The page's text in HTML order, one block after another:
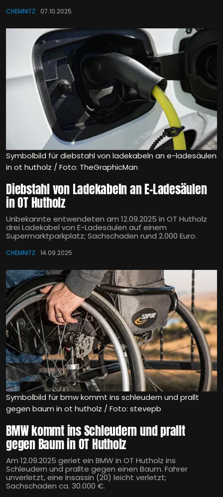
CHEMNITZ 07.10.2025
Symbolbild für diebstahl von ladekabeln an e-ladesäulen
in ot hutholz / Foto: TheGraphicMan
Diebstahl von Ladekabeln an E-Ladesäulen
in OT Hutholz
Unbekannte entwendeten am 12.09.2025 in OT Hutholz
drei Ladekabel von E-Ladesäulen auf einem
Supermarktparkplatz; Sachschaden rund 2.000 Euro.
CHEMNITZ 14.09.2025
Symbolbild für bmw kommt ins schleudern und prallt
gegen baum in ot hutholz / Foto: stevepb
BMW kommt ins Schleudern und prallt
gegen Baum in OT Hutholz
Am 12.09.2025 geriet ein BMW in OT Hutholz ins
Schleudern und prallte gegen einen Baum. Fahrer
unverletzt, eine Insassin (20) leicht verletzt;
Sachschaden ca. 30.000 €.